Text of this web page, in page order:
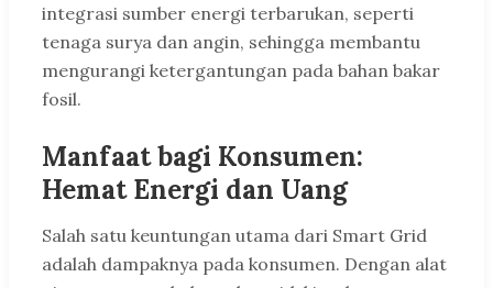
integrasi sumber energi terbarukan, seperti
tenaga surya dan angin, sehingga membantu
mengurangi ketergantungan pada bahan bakar
fosil.
Manfaat bagi Konsumen:
Hemat Energi dan Uang
Salah satu keuntungan utama dari Smart Grid
adalah dampaknya pada konsumen. Dengan alat